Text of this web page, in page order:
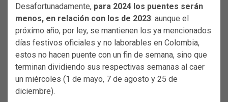
Desafortunadamente, para 2024 los puentes serán
menos, en relación con los de 2023: aunque el
próximo año, por ley, se mantienen los ya mencionados
días festivos oficiales y no laborables en Colombia,
estos no hacen puente con un fin de semana, sino que
terminan dividiendo sus respectivas semanas al caer
un miércoles (1 de mayo, 7 de agosto y 25 de
diciembre).